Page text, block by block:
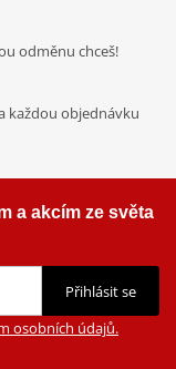
odměnu chceš!
každou objednávku
a akcím ze světa
Přihlásit se
osobních údajů.